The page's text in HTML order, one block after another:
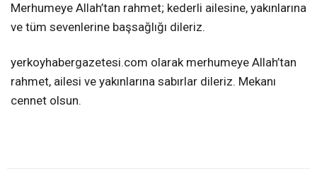
Merhumeye Allah’tan rahmet; kederli ailesine, yakınlarına
ve tüm sevenlerine başsağlığı dileriz.
yerkoyhabergazetesi.com olarak merhumeye Allah’tan
rahmet, ailesi ve yakınlarına sabırlar dileriz. Mekanı
cennet olsun.